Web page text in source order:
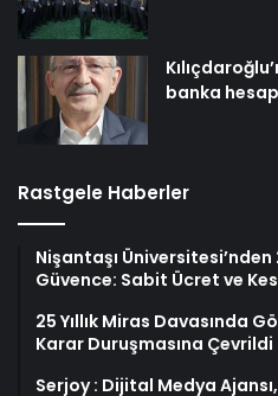
banka
Rastgele Haberler
Nişantaşı
Güvence: Sabit Ücret ve
25 Yıllık Miras Davasında
Karar Duruşmasına Çevrildi
Serjoy : Dijital Medya